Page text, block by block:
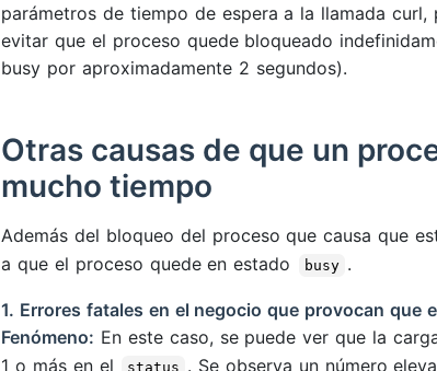
parámetros de tiempo de espera a la llamada
evitar que el proceso quede bloqueado
busy por aproximadamente 2 segundos).
Otras causas de que un
mucho tiempo
Además del bloqueo del proceso que causa que
a que el proceso quede en estado
busy .
1. Errores fatales en el negocio que provocan que
Fenómeno: En este caso, se puede ver que la
1 o más en el
status . Se observa un número